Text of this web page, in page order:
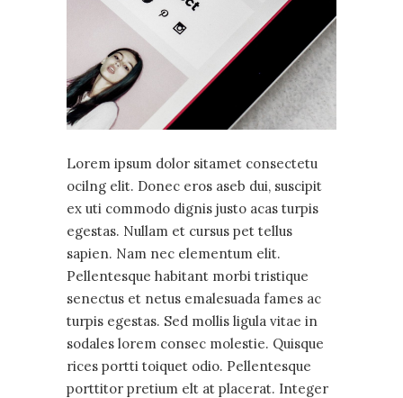
Lorem ipsum dolor sitamet consectetu
ocilng elit. Donec eros aseb dui, suscipit
ex uti commodo dignis justo acas turpis
egestas. Nullam et cursus pet tellus
sapien. Nam nec elementum elit.
Pellentesque habitant morbi tristique
senectus et netus emalesuada fames ac
turpis egestas. Sed mollis ligula vitae in
sodales lorem consec molestie. Quisque
rices portti toiquet odio. Pellentesque
porttitor pretium elt at placerat. Integer